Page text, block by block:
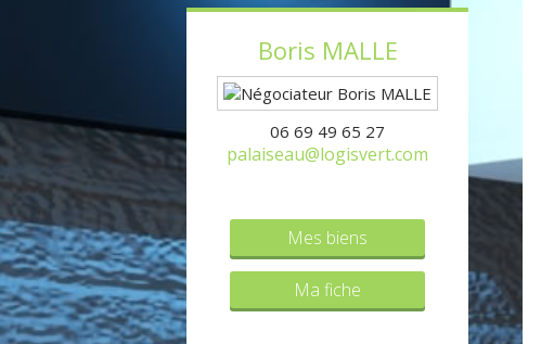
Boris MALLE
06 69 49 65 27
palaiseau@logisvert.com
Mes biens
Ma fiche